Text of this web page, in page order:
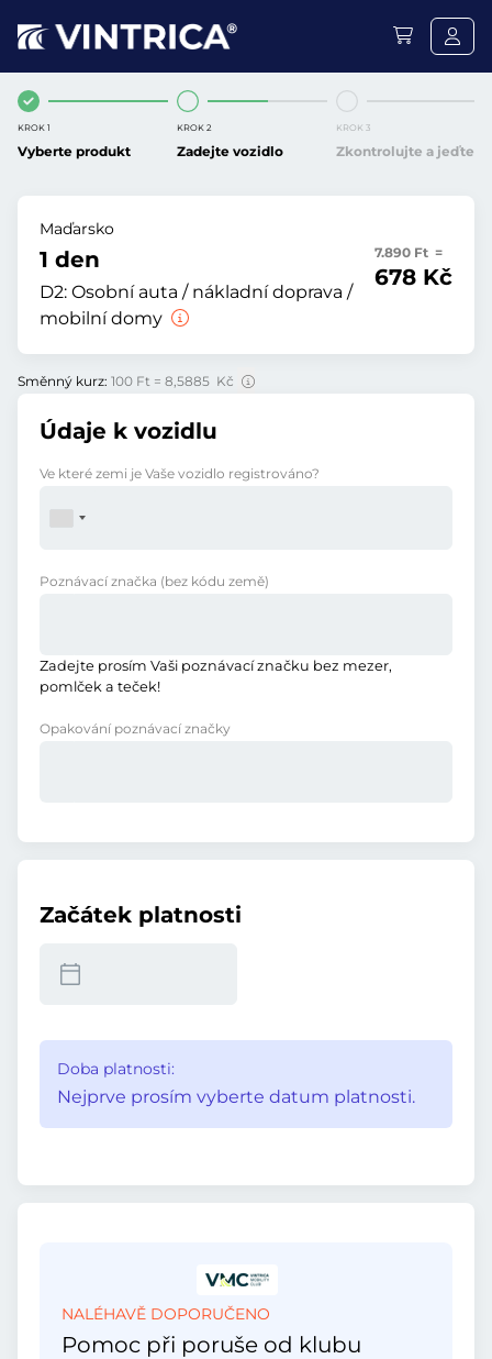
KROK 1
Vyberte produkt
KROK 2
Zadejte vozidlo
KROK 3
Zkontrolujte a jeďte
Maďarsko
1 den
D2: Osobní auta / nákladní doprava /
mobilní domy
7.890 Ft =
678 Kč
Směnný kurz: 100 Ft = 8,5885 Kč
Údaje k vozidlu
Ve které zemi je Vaše vozidlo registrováno?
Poznávací značka (bez kódu země)
Zadejte prosím Vaši poznávací značku bez mezer,
pomlček a teček!
Opakování poznávací značky
Začátek platnosti
Doba platnosti:
Nejprve prosím vyberte datum platnosti.
NALÉHAVĚ DOPORUČENO
Pomoc při poruše od klubu